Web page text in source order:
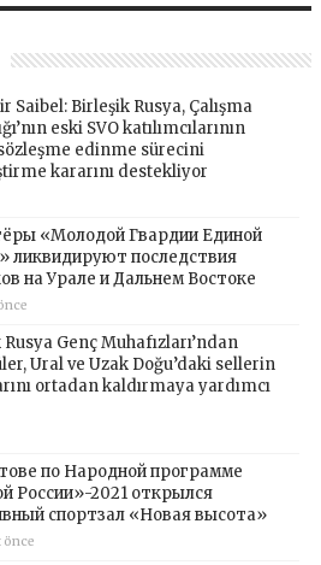
Saibel: Birleşik Rusya, Çalışma
eski SVO katılımcılarının
edinme sürecini
kararını destekliyor
«Молодой Гвардии Единой
ликвидируют последствия
на Урале и Дальнем Востоке
Genç Muhafızları’ndan
Ural ve Uzak Doğu’daki sellerin
ortadan kaldırmaya yardımcı
по Народной программе
России»-2021 открылся
спортзал «Новая высота»
önce